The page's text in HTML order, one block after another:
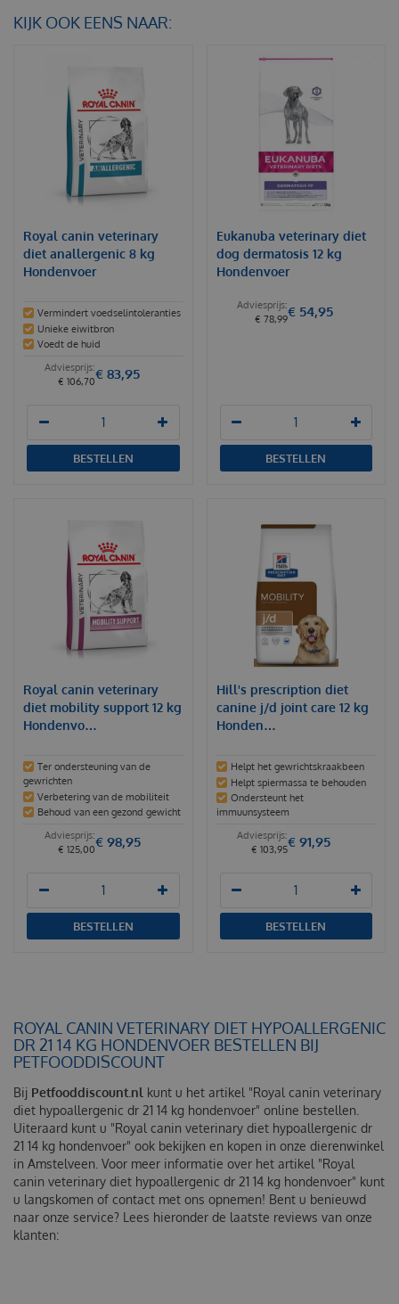
KIJK OOK EENS NAAR:
Royal canin veterinary
diet anallergenic 8 kg
Hondenvoer
Vermindert voedselintoleranties
Unieke eiwitbron
Voedt de huid
€ 106,70€ 83,95
BESTELLEN
Eukanuba veterinary diet
dog dermatosis 12 kg
Hondenvoer
€ 78,99€ 54,95
BESTELLEN
Royal canin veterinary
diet mobility support 12 kg
Hondenvo…
Ter ondersteuning van de
gewrichten
Verbetering van de mobiliteit
Behoud van een gezond gewicht
€ 125,00€ 98,95
BESTELLEN
Hill's prescription diet
canine j/d joint care 12 kg
Honden…
Helpt het gewrichtskraakbeen
Helpt spiermassa te behouden
Ondersteunt het
immuunsysteem
€ 103,95€ 91,95
BESTELLEN
ROYAL CANIN VETERINARY DIET HYPOALLERGENIC
DR 21 14 KG HONDENVOER BESTELLEN BIJ
PETFOODDISCOUNT
Bij Petfooddiscount.nl kunt u het artikel "Royal canin veterinary
diet hypoallergenic dr 21 14 kg hondenvoer" online bestellen.
Uiteraard kunt u "Royal canin veterinary diet hypoallergenic dr
21 14 kg hondenvoer" ook bekijken en kopen in onze dierenwinkel
in Amstelveen. Voor meer informatie over het artikel "Royal
canin veterinary diet hypoallergenic dr 21 14 kg hondenvoer" kunt
u langskomen of contact met ons opnemen! Bent u benieuwd
naar onze service? Lees hieronder de laatste reviews van onze
klanten: